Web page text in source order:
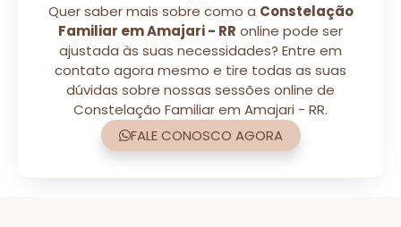
Quer saber mais sobre como a Constelação
Familiar em Amajari - RR online pode ser
ajustada às suas necessidades? Entre em
contato agora mesmo e tire todas as suas
dúvidas sobre nossas sessões online de
Constelação Familiar em Amajari - RR.
FALE CONOSCO AGORA